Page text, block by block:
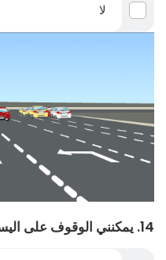
لا
14. يمكنني الوقوف على اليسار على طول الرصيف :